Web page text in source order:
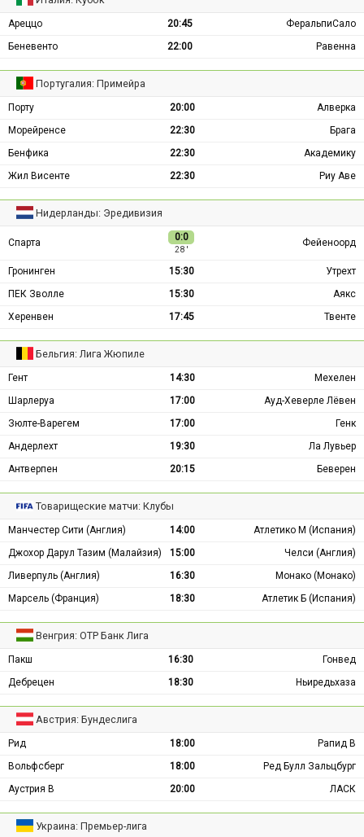
Ареццо 20:45
ФеральпиСало
Беневенто
22:00 Равенна
Португалия: Примейра
Порту 20:00
Алверка
Морейренсе
22:30
Брага
Бенфика
22:30
Академику
Жил Висенте
22:30 Риу Аве
Нидерланды: Эредивизия
Спарта 0:0
28 ′
Фейеноорд
Гронинген 15:30
Утрехт
ПЕК Зволле
15:30
Аякс
Херенвен
17:45 Твенте
Бельгия: Лига Жюпиле
Гент 14:30
Мехелен
Шарлеруа
17:00
Ауд-Хеверле Лёвен
Зюлте-Варегем
17:00
Генк
Андерлехт
19:30
Ла Лувьер
Антверпен
20:15 Беверен
Товарищеские матчи: Клубы
Манчестер Сити (Англия) 14:00
Атлетико М (Испания)
Джохор Дарул Тазим (Малайзия)
15:00
Челси (Англия)
Ливерпуль (Англия)
16:30
Монако (Монако)
Марсель (Франция)
18:30 Атлетик Б (Испания)
Венгрия: ОТР Банк Лига
Пакш 16:30
Гонвед
Дебрецен
18:30 Ньиредьхаза
Австрия: Бундеслига
Рид 18:00
Рапид В
Вольфсберг
18:00
Ред Булл Зальцбург
Аустрия В
20:00 ЛАСК
Украина: Премьер-лига